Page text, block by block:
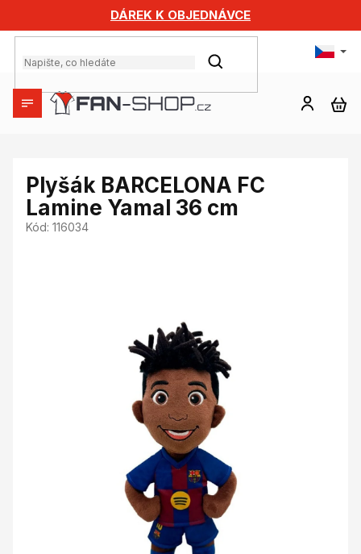
obsah
DÁREK K OBJEDNÁVCE
HLEDAT
Plyšák BARCELONA FC
Lamine Yamal 36 cm
Kód: 116034